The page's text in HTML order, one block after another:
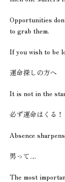
Opportunities
to grab them.
If you wish to be
運命探しの方へ
It is not in the
必ず運命はくる！
Absence
男って…
The most